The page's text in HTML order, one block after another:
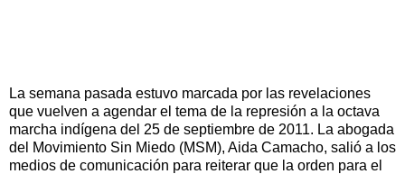
La semana pasada estuvo marcada por las revelaciones
que vuelven a agendar el tema de la represión a la octava
marcha indígena del 25 de septiembre de 2011. La abogada
del Movimiento Sin Miedo (MSM), Aida Camacho, salió a los
medios de comunicación para reiterar que la orden para el